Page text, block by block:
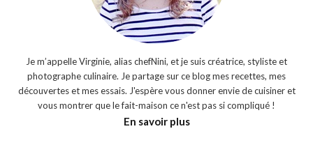
Je m’appelle Virginie, alias chefNini, et je suis créatrice, styliste et
photographe culinaire. Je partage sur ce blog mes recettes, mes
découvertes et mes essais. J'espère vous donner envie de cuisiner et
vous montrer que le fait-maison ce n'est pas si compliqué !
En savoir plus